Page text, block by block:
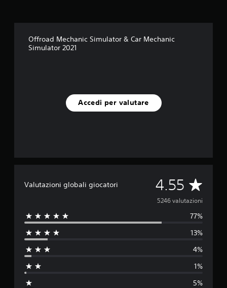
Offroad Mechanic Simulator & Car Mechanic
Simulator 2021
Accedi per valutare
Valutazioni globali giocatori 4.55 V
a
u
5246 valutazioni
77%
13%
4%
1%
5%